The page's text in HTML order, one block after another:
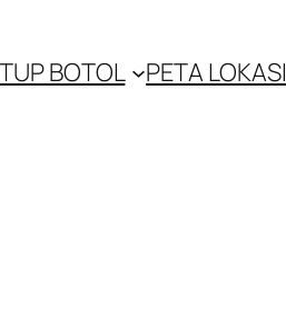
BOTOL PETA LOKASI